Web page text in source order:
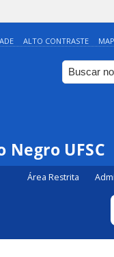
ALTO CONTRASTE
Negro UFSC
Área Restrita